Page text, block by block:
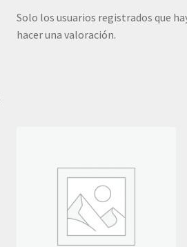
Solo los usuarios registrados que
hacer una valoración.